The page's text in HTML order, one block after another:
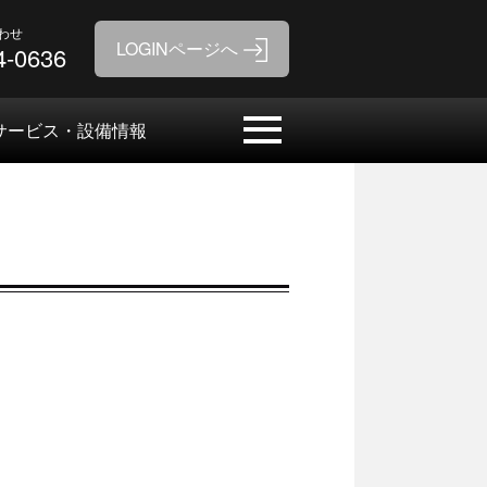
せ
0636
ービス・設備情報